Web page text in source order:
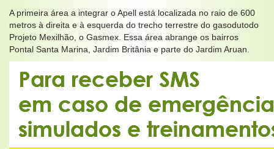
A primeira área a integrar o Apell está localizada no raio de 600
metros à direita e à esquerda do trecho terrestre do gasodutodo
Projeto Mexilhão, o Gasmex. Essa área abrange os bairros
Pontal Santa Marina, Jardim Britânia e parte do Jardim Aruan.